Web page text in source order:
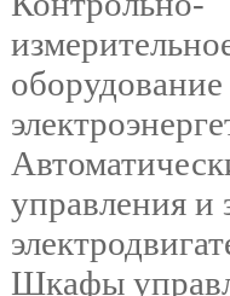
оборудование
управления и
Шкафы